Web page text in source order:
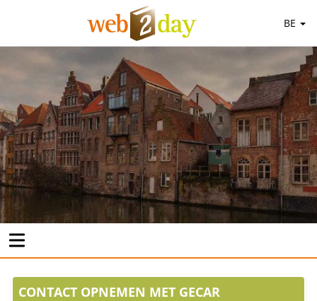
BE
CONTACT OPNEMEN MET GECAR